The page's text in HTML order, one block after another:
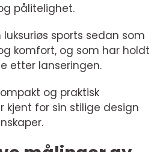
pålitelighet.
luksuriøs sports sedan som
komfort, og som har holdt
etter lanseringen.
og praktisk
kjent for sin stilige design